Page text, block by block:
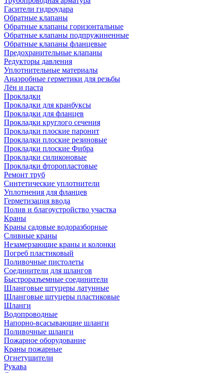
Гасители гидроудара
Обратные клапаны
Обратные клапаны горизонтальные
Обратные клапаны подпружиненные
Обратные клапаны фланцевые
Предохранительные клапаны
Редукторы давления
Уплотнительные материалы
Анаэробные герметики для резьбы
Лён и паста
Прокладки
Прокладки для кранбуксы
Прокладки для фланцев
Прокладки круглого сечения
Прокладки плоские паронит
Прокладки плоские резиновые
Прокладки плоские Фибра
Прокладки силиконовые
Прокладки фторопластовые
Ремонт труб
Синтетические уплотнители
Уплотнения для фланцев
Герметизация ввода
Полив и благоустройство участка
Краны
Краны садовые водоразборные
Сливные краны
Незамерзающие краны и колонки
Погреб пластиковый
Поливочные пистолеты
Соединители для шлангов
Быстроразъемные соединители
Шланговые штуцеры латунные
Шланговые штуцеры пластиковые
Шланги
Водопроводные
Напорно-всасывающие шланги
Поливочные шланги
Пожарное оборудование
Краны пожарные
Огнетушители
Рукава